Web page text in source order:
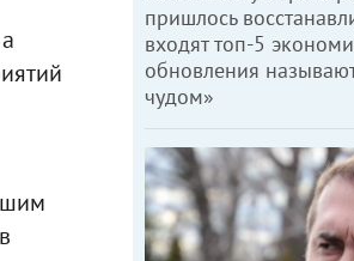
пришлось
входят топ-5
обновления
чудом»